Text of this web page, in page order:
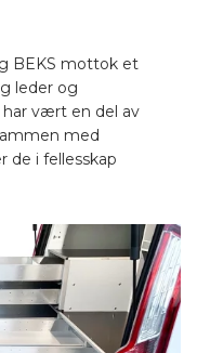
BEKS mottok et
leder og
vært en del av
med
de i fellesskap